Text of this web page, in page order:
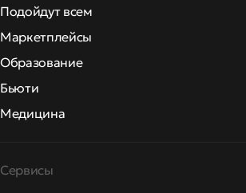
Подойдут всем
Маркетплейсы
Образование
Бьюти
Медицина
Сервисы